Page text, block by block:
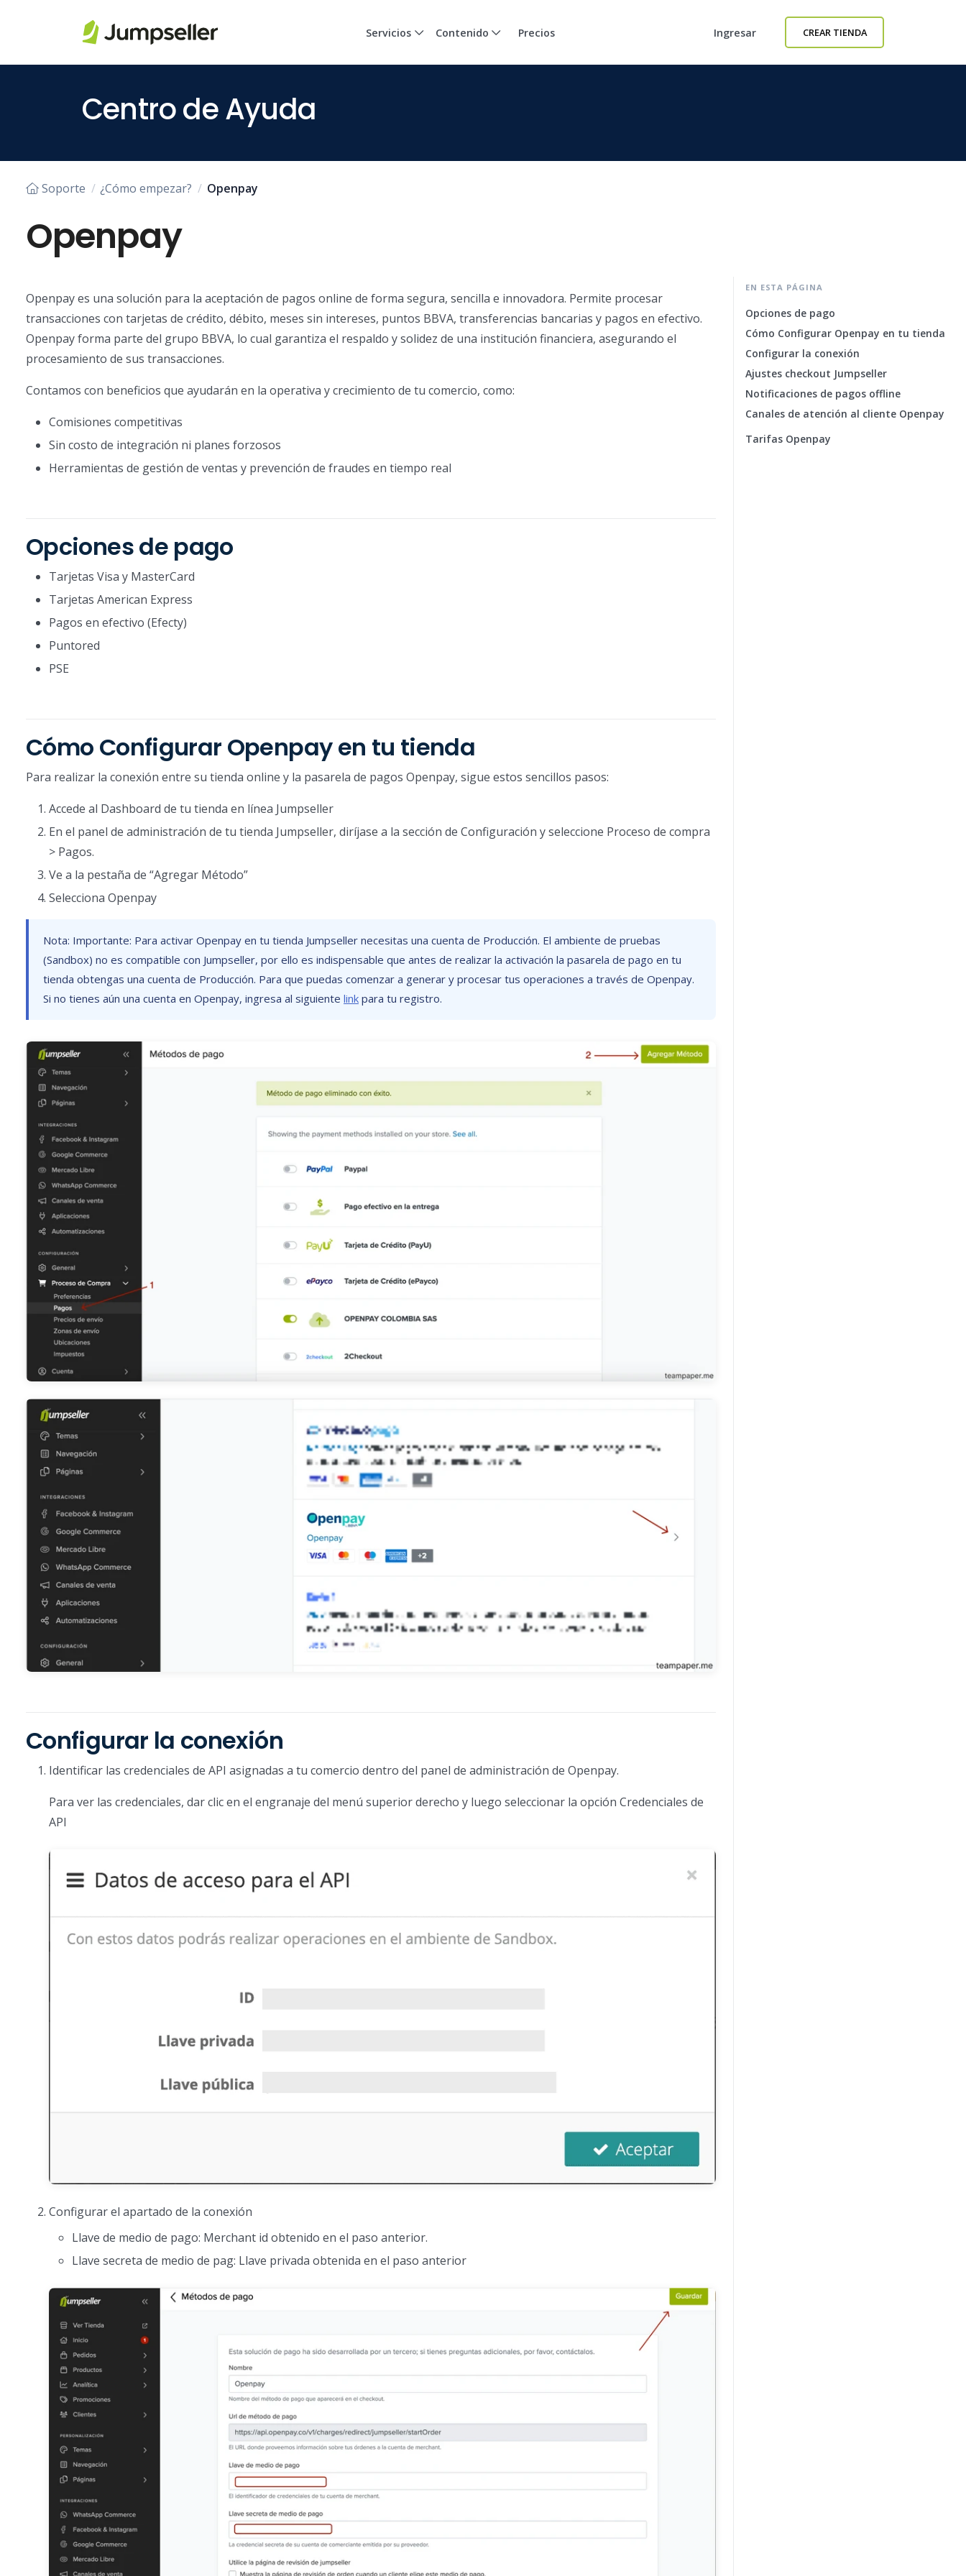
Saltar al contenido principal
Servicios Contenido Precios Ingresar CREAR TIENDA
Centro de Ayuda
Soporte ¿Cómo empezar? Openpay
Openpay
Openpay es una solución para la aceptación de pagos online de forma segura, sencilla e innovadora. Permite procesar
transacciones con tarjetas de crédito, débito, meses sin intereses, puntos BBVA, transferencias bancarias y pagos en efectivo.
Openpay forma parte del grupo BBVA, lo cual garantiza el respaldo y solidez de una institución financiera, asegurando el
procesamiento de sus transacciones.
Contamos con beneficios que ayudarán en la operativa y crecimiento de tu comercio, como:
Comisiones competitivas
Sin costo de integración ni planes forzosos
Herramientas de gestión de ventas y prevención de fraudes en tiempo real
Opciones de pago
Tarjetas Visa y MasterCard
Tarjetas American Express
Pagos en efectivo (Efecty)
Puntored
PSE
Cómo Configurar Openpay en tu tienda
Para realizar la conexión entre su tienda online y la pasarela de pagos Openpay, sigue estos sencillos pasos:
Accede al Dashboard de tu tienda en línea Jumpseller
En el panel de administración de tu tienda Jumpseller, diríjase a la sección de Configuración y seleccione Proceso de compra
> Pagos.
Ve a la pestaña de “Agregar Método”
Selecciona Openpay
Nota: Importante: Para activar Openpay en tu tienda Jumpseller necesitas una cuenta de Producción. El ambiente de pruebas
(Sandbox) no es compatible con Jumpseller, por ello es indispensable que antes de realizar la activación la pasarela de pago en tu
tienda obtengas una cuenta de Producción. Para que puedas comenzar a generar y procesar tus operaciones a través de Openpay.
Si no tienes aún una cuenta en Openpay, ingresa al siguiente link para tu registro.
Configurar la conexión
Identificar las credenciales de API asignadas a tu comercio dentro del panel de administración de Openpay.
Para ver las credenciales, dar clic en el engranaje del menú superior derecho y luego seleccionar la opción Credenciales de
API
Configurar el apartado de la conexión
Llave de medio de pago: Merchant id obtenido en el paso anterior.
Llave secreta de medio de pag: Llave privada obtenida en el paso anterior
EN ESTA PÁGINA
Opciones de pago
Cómo Configurar Openpay en tu tienda
Configurar la conexión
Ajustes checkout Jumpseller
Notificaciones de pagos offline
Canales de atención al cliente Openpay
Tarifas Openpay